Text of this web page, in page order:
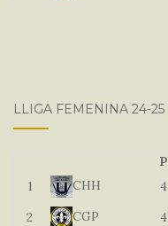
LLIGA FEMENINA 24-25
P
1
CHH 4
2
CGP 4